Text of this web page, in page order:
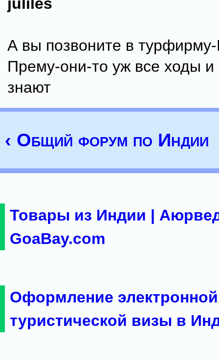
А вы позвоните в
Прему-они-то уж все ходы
знают
‹ Общий форум по Индии
Товары из Индии |
GoaBay.com
Оформление электронной
туристической визы в